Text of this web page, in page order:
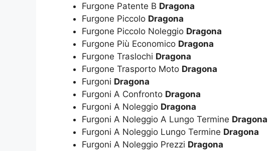
Furgone Patente B Dragona
Furgone Piccolo Dragona
Furgone Piccolo Noleggio Dragona
Furgone Più Economico Dragona
Furgone Traslochi Dragona
Furgone Trasporto Moto Dragona
Furgoni Dragona
Furgoni A Confronto Dragona
Furgoni A Noleggio Dragona
Furgoni A Noleggio A Lungo Termine Dragona
Furgoni A Noleggio Lungo Termine Dragona
Furgoni A Noleggio Prezzi Dragona